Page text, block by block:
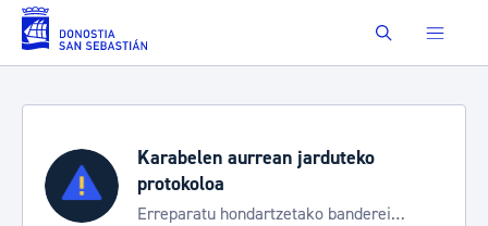
Eduki nagusira joan Buscar
Karabelen aurrean jarduteko
protokoloa
Erreparatu hondartzetako banderei